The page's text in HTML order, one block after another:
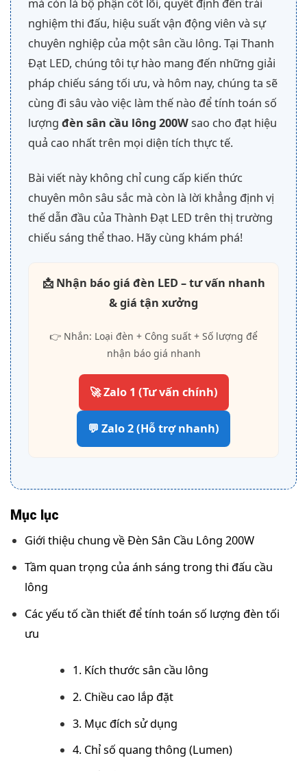
mà còn là bộ phận cốt lõi, quyết định đến trải
nghiệm thi đấu, hiệu suất vận động viên và sự
chuyên nghiệp của một sân cầu lông. Tại Thanh
Đạt LED, chúng tôi tự hào mang đến những giải
pháp chiếu sáng tối ưu, và hôm nay, chúng ta sẽ
cùng đi sâu vào việc làm thế nào để tính toán số
lượng đèn sân cầu lông 200Wsao cho đạt hiệu
quả cao nhất trên mọi diện tích thực tế.
Bài viết này không chỉ cung cấp kiến thức
chuyên môn sâu sắc mà còn là lời khẳng định vị
thế dẫn đầu của Thành Đạt LED trên thị trường
chiếu sáng thể thao. Hãy cùng khám phá!
📩 Nhận báo giá đèn LED – tư vấn nhanh
& giá tận xưởng
👉 Nhắn: Loại đèn + Công suất + Số lượng để
nhận báo giá nhanh
🚀 Zalo 1 (Tư vấn chính)
💬 Zalo 2 (Hỗ trợ nhanh)
Mục lục
Giới thiệu chung về Đèn Sân Cầu Lông 200W
Tầm quan trọng của ánh sáng trong thi đấu cầu
lông
Các yếu tố cần thiết để tính toán số lượng đèn tối
ưu
1. Kích thước sân cầu lông
2. Chiều cao lắp đặt
3. Mục đích sử dụng
4. Chỉ số quang thông (Lumen)